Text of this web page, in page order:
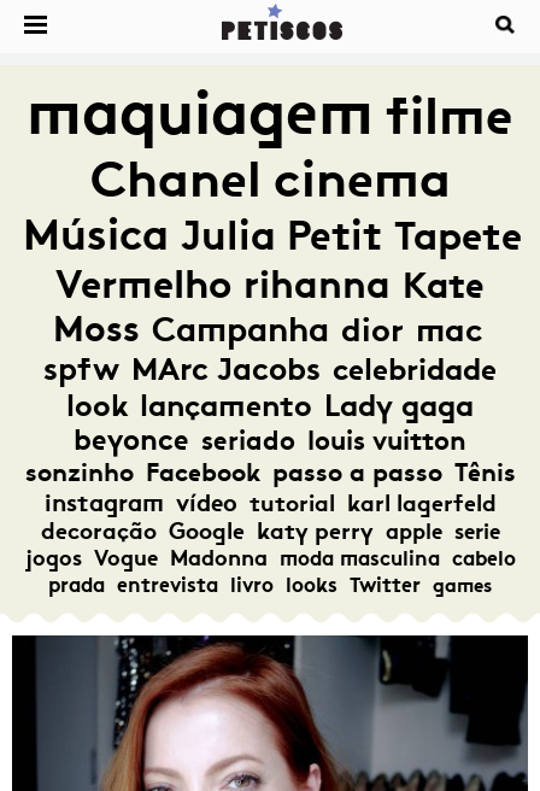
maquiagem filme
Chanel cinema
Música Julia Petit Tapete
Vermelho rihanna Kate
Moss Campanha dior mac
spfw MArc Jacobs celebridade
look lançamento Lady gaga
beyonce seriado louis vuitton
sonzinho Facebook passo a passo Tênis
instagram vídeo tutorial karl lagerfeld
decoração Google katy perry apple serie
jogos Vogue Madonna moda masculina cabelo
prada entrevista livro looks Twitter games